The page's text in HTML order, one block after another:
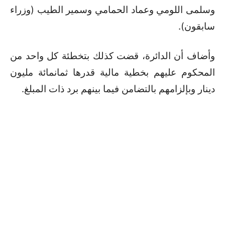
وسلمى اللومي وعماد الحمامي وسمير الطيب (وزراء
سابقون).
وأضاف أن الدائرة، قضت كذلك بتخطئة كل واحد من
المحكوم عليهم بخطية مالية قدرها ثمانمائة مليون
دينار وبإلزامهم بالتضامن فيما بينهم برد ذات المبلغ.